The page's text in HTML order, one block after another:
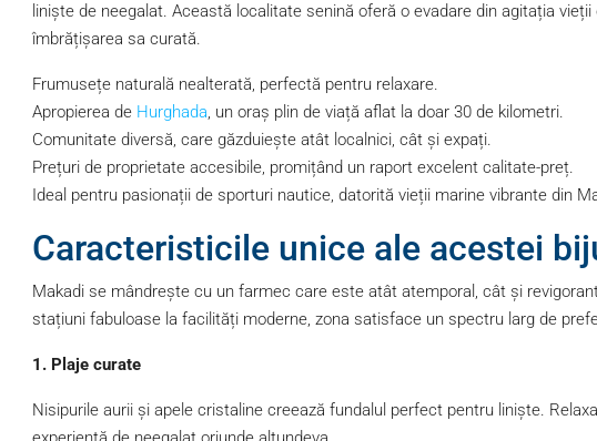
liniște de neegalat. Această localitate senină oferă o evadare din agitația
îmbrățișarea sa curată.
Frumusețe naturală nealterată, perfectă pentru relaxare.
Apropierea de Hurghada, un oraș plin de viață aflat la doar 30 de kilometri.
Comunitate diversă, care găzduiește atât localnici, cât și expați.
Prețuri de proprietate accesibile, promițând un raport excelent calitate-preț.
Ideal pentru pasionații de sporturi nautice, datorită vieții marine vibrante din
Caracteristicile unice ale acestei
Makadi se mândrește cu un farmec care este atât atemporal, cât și
stațiuni fabuloase la facilități moderne, zona satisface un spectru larg de
1. Plaje curate
Nisipurile aurii și apele cristaline creează fundalul perfect pentru liniște.